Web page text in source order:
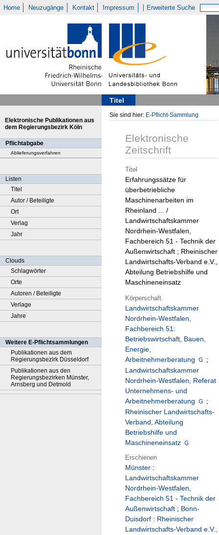
Home Neuzugänge Kontakt Impressum Erweiterte Suche
Titel
Elektronische Publikationen aus
dem Regierungsbezirk Köln
Pflichtabgabe
Ablieferungsverfahren
Listen
Titel
Autor / Beteiligte
Ort
Verlag
Jahr
Clouds
Schlagwörter
Orte
Autoren / Beteiligte
Verlage
Jahre
Weitere E-Pflichtsammlungen
Publikationen aus dem
Regierungsbezirk Düsseldorf
Publikationen aus den
Regierungsbezirken Münster,
Arnsberg und Detmold
Sie sind hier: E-Pflicht-Sammlung
Elektronische
Zeitschrift
Titel
Erfahrungssätze für
überbetriebliche
Maschinenarbeiten im
Rheinland ... /
Landwirtschaftskammer
Nordrhein-Westfalen,
Fachbereich 51 - Technik der
Außenwirtschaft ; Rheinischer
Landwirtschafts-Verband e.V.,
Abteilung Betriebshilfe und
Maschineneinsatz
Körperschaft
Landwirtschaftskammer
Nordrhein-Westfalen,
Fachbereich 51:
Betriebswirtschaft, Bauen,
Energie,
Arbeitnehmerberatung
;
Landwirtschaftskammer
Nordrhein-Westfalen, Referat
Unternehmens- und
Arbeitnehmerberatung
;
Rheinischer Landwirtschafts-
Verband, Abteilung
Betriebshilfe und
Maschineneinsatz
Erschienen
Münster :
Landwirtschaftskammer
Nordrhein-Westfalen,
Fachbereich 51 - Technik der
Außenwirtschaft ; Bonn-
Duisdorf : Rheinischer
Landwirtschafts-Verband e.V.,